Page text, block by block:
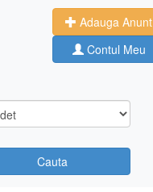
Adauga Anunt
Contul Meu
Cauta